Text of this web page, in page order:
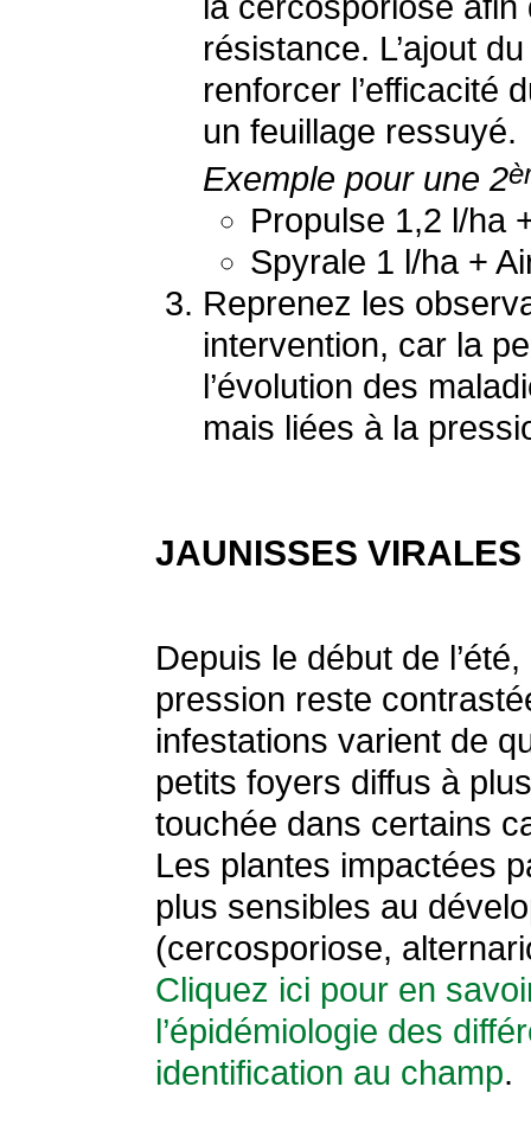
résistance. L’ajout
renforcer l’efficacité
un feuillage ressuyé.
Exemple pour une 2
Propulse 1,2 l/ha
Spyrale 1 l/ha +
Reprenez les
intervention, car la
l’évolution des
mais liées à la
JAUNISSES VIRALES
Depuis le début de
pression reste
infestations varient de
petits foyers diffus à
touchée dans certains
Les plantes impactées
plus sensibles au
(cercosporiose,
Cliquez ici pour en
l’épidémiologie des
identification au champ.